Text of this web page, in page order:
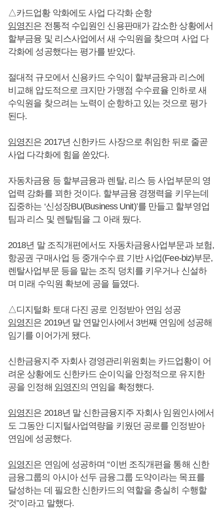
△카드업황 악화에도 사업 다각화 순항
임영진은 전통적 수입원인 신용판매가 감소한 상황에서
할부금융 및 리스사업에서 새 수익원을 찾으며 사업 다
각화에 성공했다는 평가를 받았다.
절대적 규모에서 신용카드 수익이 할부금융과 리스에
비교해 압도적으로 크지만 가맹점 수수료율 인하로 새
수익원을 찾으려는 노력이 순항하고 있는 것으로 평가
된다.
임영진은 2017년 신한카드 사장으로 취임한 뒤로 줄곧
사업 다각화에 힘을 쏟았다.
자동차금융 등 할부금융과 렌탈, 리스 등 사업부문의 영
업력 강화를 꾀한 것이다. 할부금융 경쟁력을 키우는데
집중하는 ‘신성장BU(Business Unit)’를 만들고 할부영업
팀과 리스 및 렌탈팀을 그 아래 뒀다.
2018년 말 조직개편에서도 자동차금융사업부문과 보험,
항공권 구매사업 등 중개수수료 기반 사업(Fee-biz)부문,
렌탈사업부문 등을 맡는 조직 덩치를 키우거나 신설하
며 미래 수익원 확보에 공을 들였다.
△디지털화 토대 다진 공로 인정받아 연임 성공
임영진은 2019년 말 연말인사에서 3번째 연임에 성공해
임기를 이어가게 됐다.
신한금융지주 자회사 경영관리위원회는 카드업황이 어
려운 상황에도 신한카드 순이익을 안정적으로 유지한
공을 인정해 임영진의 연임을 확정했다.
임영진은 2018년 말 신한금융지주 자회사 임원인사에서
도 그동안 디지털사업역량을 키웠던 공로를 인정받아
연임에 성공했다.
임영진은 연임에 성공하며 “이번 조직개편을 통해 신한
금융그룹의 아시아 선두 금융그룹 도약이라는 목표를
달성하는 데 필요한 신한카드의 역할을 충실히 수행할
것”이라고 말했다.